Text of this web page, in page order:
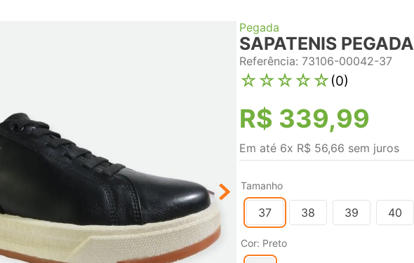
Pegada
SAPATENIS PEGADA
Referência: 73106-00042-37
☆☆☆☆☆(0)
R$ 339,99
Em até 6x R$ 56,66 sem juros
Tamanho
37 38 39 40
Cor: Preto